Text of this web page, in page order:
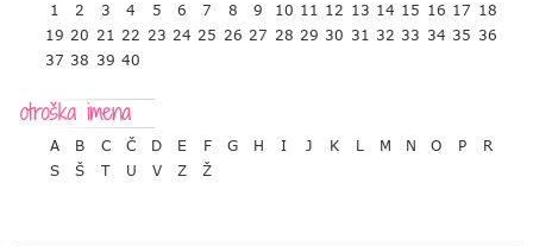
1 2 3 4 5 6 7 8 9 10 11 12 13 14 15 16 17 18
19 20 21 22 23 24 25 26 27 28 29 30 31 32 33 34 35 36
37 38 39 40
A B C Č D E F G H I J K L M N O P
R
S
Š T U V Z Ž